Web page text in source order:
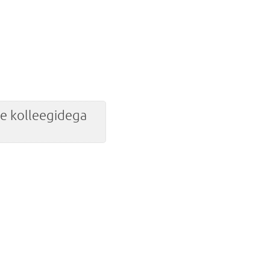
kolleegidega